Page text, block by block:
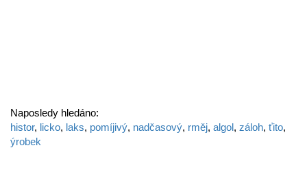
Naposledy hledáno:
histor, licko, laks, pomíjivý, nadčasový, rměj, algol, záloh, ťito,
ýrobek